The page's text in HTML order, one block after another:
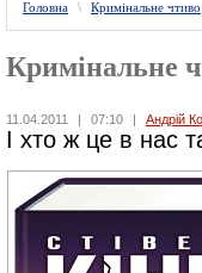
Головна \ Кримінальне чтиво
Кримінальне
11.04.2011 | 07:10 | Андрій
І хто ж це в нас